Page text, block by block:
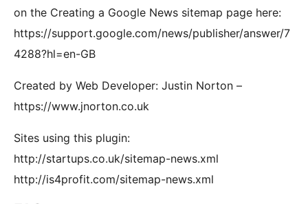
on the Creating a Google News sitemap page here:
https://support.google.com/news/publisher/answer/7
4288?hl=en-GB
Created by Web Developer: Justin Norton –
https://www.jnorton.co.uk
Sites using this plugin:
http://startups.co.uk/sitemap-news.xml
http://is4profit.com/sitemap-news.xml